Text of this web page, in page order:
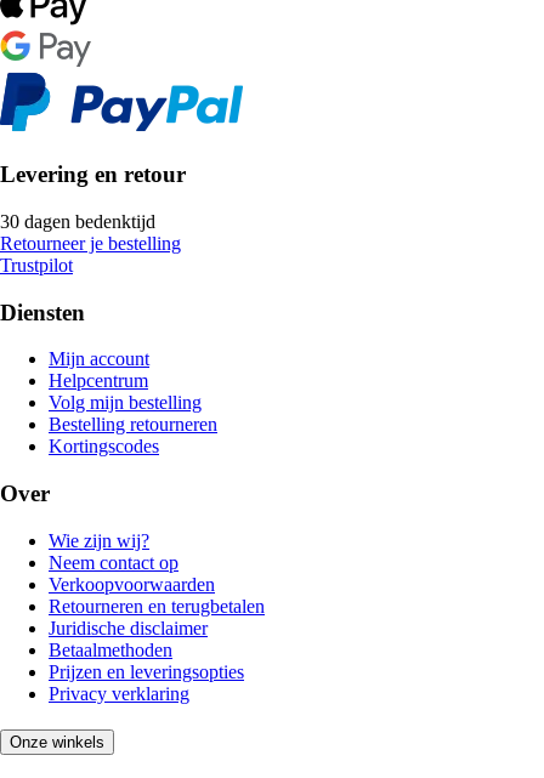
Levering en retour
30 dagen bedenktijd
Retourneer je bestelling
Trustpilot
Diensten
Mijn account
Helpcentrum
Volg mijn bestelling
Bestelling retourneren
Kortingscodes
Over
Wie zijn wij?
Neem contact op
Verkoopvoorwaarden
Retourneren en terugbetalen
Juridische disclaimer
Betaalmethoden
Prijzen en leveringsopties
Privacy verklaring
Onze winkels